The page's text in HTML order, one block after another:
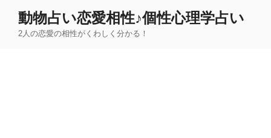
動物占い恋愛相性♪個性心理学占い
2人の恋愛の相性がくわしく分かる！